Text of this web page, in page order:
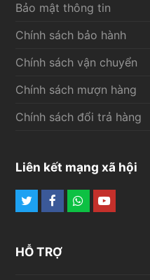
Bảo mật thông tin
Chính sách bảo hành
Chính sách vận chuyển
Chính sách mượn hàng
Chính sách đổi trả hàng
Liên kết mạng xã hội
TwitterFacebook
Whatsapp
Youtube
HỖ TRỢ